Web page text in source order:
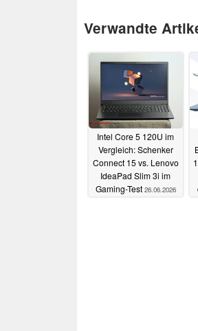
Verwandte
Intel Core 5 120U im
Vergleich: Schenker
Connect 15 vs. Lenovo
IdeaPad Slim 3i im
Gaming-Test 26.06.2026